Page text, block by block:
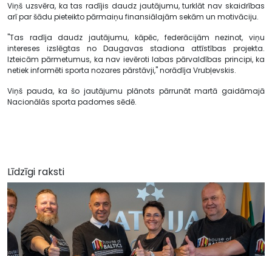
Viņš uzsvēra, ka tas radījis daudz jautājumu, turklāt nav skaidrības
arī par šādu pieteikto pārmaiņu finansiālajām sekām un motivāciju.
"Tas radīja daudz jautājumu, kāpēc, federācijām nezinot, viņu
intereses izslēgtas no Daugavas stadiona attīstības projekta.
Izteicām pārmetumus, ka nav ievēroti labas pārvaldības principi, ka
netiek informēti sporta nozares pārstāvji," norādīja Vrubļevskis.
Viņš pauda, ka šo jautājumu plānots pārrunāt martā gaidāmajā
Nacionālās sporta padomes sēdē.
Līdzīgi raksti